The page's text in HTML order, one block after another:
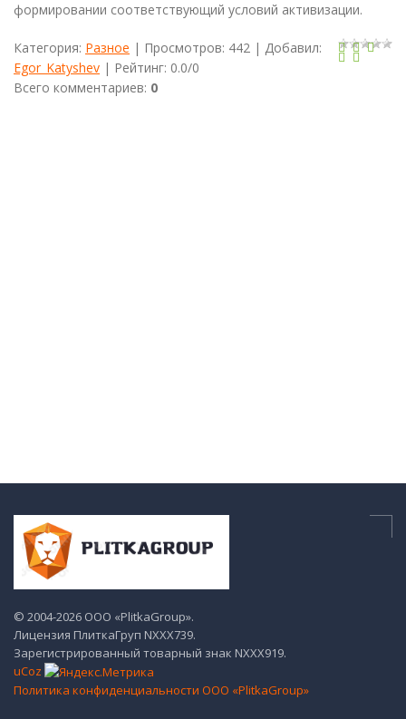
формировании соответствующий условий активизации.
Категория: Разное | Просмотров: 442 | Добавил:
Egor_Katyshev | Рейтинг: 0.0/0
Всего комментариев: 0
© 2004-2026 ООО «PlitkaGroup».
Лицензия ПлиткаГруп NХХХ739.
Зарегистрированный товарный знак NХХХ919.
uCoz
Политика конфиденциальности ООО «PlitkaGroup»